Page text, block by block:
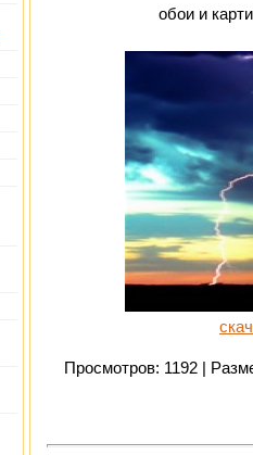
обои и
Просмотров: 1192 |